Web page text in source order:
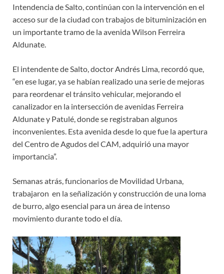
Intendencia de Salto, continúan con la intervención en el
acceso sur de la ciudad con trabajos de bituminización en
un importante tramo de la avenida Wilson Ferreira
Aldunate.
El intendente de Salto, doctor Andrés Lima, recordó que,
“en ese lugar, ya se habían realizado una serie de mejoras
para reordenar el tránsito vehicular, mejorando el
canalizador en la intersección de avenidas Ferreira
Aldunate y Patulé, donde se registraban algunos
inconvenientes. Esta avenida desde lo que fue la apertura
del Centro de Agudos del CAM, adquirió una mayor
importancia”.
Semanas atrás, funcionarios de Movilidad Urbana,
trabajaron en la señalización y construcción de una loma
de burro, algo esencial para un área de intenso
movimiento durante todo el día.